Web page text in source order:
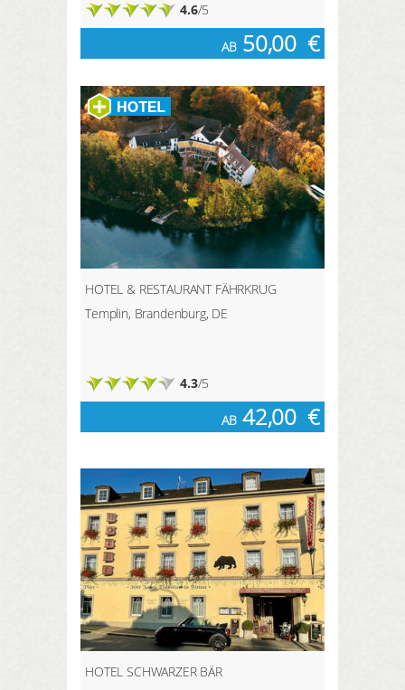
4.6/5
AB 50,00 €
HOTEL & RESTAURANT FÄHRKRUG
Templin, Brandenburg, DE
4.3/5
AB 42,00 €
HOTEL SCHWARZER BÄR